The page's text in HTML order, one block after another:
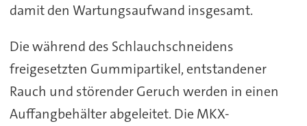
damit den Wartungsaufwand insgesamt.
Die während des Schlauchschneidens
freigesetzten Gummipartikel, entstandener
Rauch und störender Geruch werden in einen
Auffangbehälter abgeleitet. Die MKX-